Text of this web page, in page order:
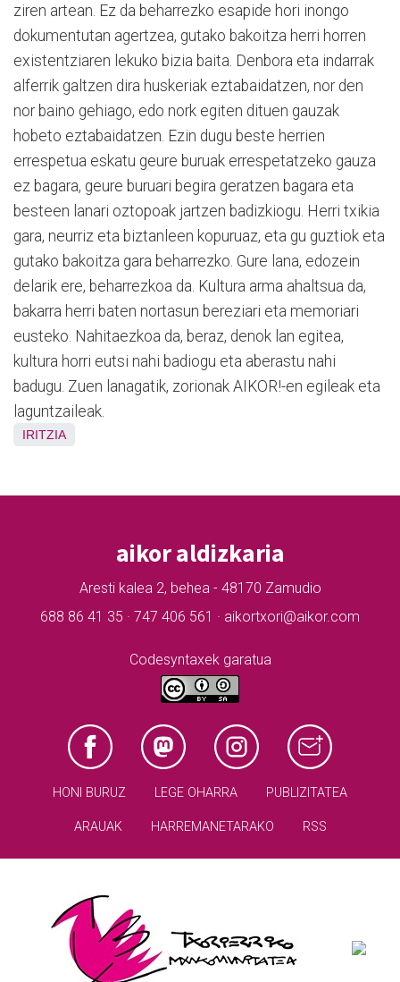
ziren artean. Ez da beharrezko esapide hori inongo
dokumentutan agertzea, gutako bakoitza herri horren
existentziaren lekuko bizia baita. Denbora eta indarrak
alferrik galtzen dira huskeriak eztabaidatzen, nor den
nor baino gehiago, edo nork egiten dituen gauzak
hobeto eztabaidatzen. Ezin dugu beste herrien
errespetua eskatu geure buruak errespetatzeko gauza
ez bagara, geure buruari begira geratzen bagara eta
besteen lanari oztopoak jartzen badizkiogu. Herri txikia
gara, neurriz eta biztanleen kopuruaz, eta gu guztiok eta
gutako bakoitza gara beharrezko. Gure lana, edozein
delarik ere, beharrezkoa da. Kultura arma ahaltsua da,
bakarra herri baten nortasun bereziari eta memoriari
eusteko. Nahitaezkoa da, beraz, denok lan egitea,
kultura horri eutsi nahi badiogu eta aberastu nahi
badugu. Zuen lanagatik, zorionak AIKOR!-en egileak eta
laguntzaileak.
IRITZIA
aikor aldizkaria
Aresti kalea 2, behea - 48170 Zamudio
688 86 41 35 · 747 406 561 · aikortxori@aikor.com
Codesyntaxek garatua
HONI BURUZ LEGE OHARRA PUBLIZITATEA
ARAUAK HARREMANETARAKO RSS